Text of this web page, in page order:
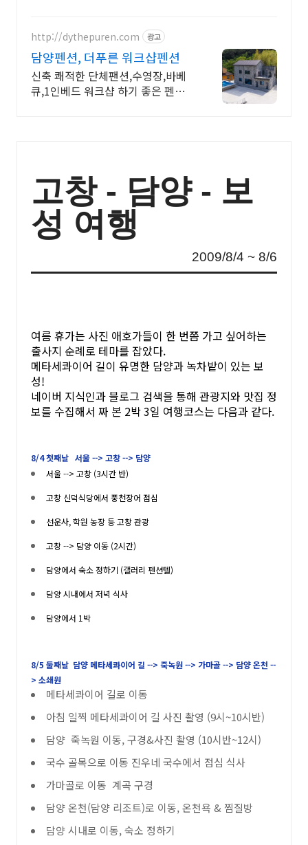
http://dythepuren.com 광고
담양펜션, 더푸른 워크샵펜션
신축 쾌적한 단체팬션,수영장,바베
큐,1인베드 워크샵 하기 좋은 펜션,
고창 - 담양 - 보
성 여행
2009/8/4 ~ 8/6
여름 휴가는 사진 애호가들이 한 번쯤 가고 싶어하는
출사지 순례로 테마를 잡았다.
메타세콰이어 길이 유명한 담양과 녹차밭이 있는 보
성!
네이버 지식인과 블로그 검색을 통해 관광지와 맛집 정
보를 수집해서 짜 본 2박 3일 여행코스는 다음과 같다.
8/4 첫째날 서울 --> 고창 --> 담양
서울 --> 고창 (3시간 반)
고창 신덕식당에서 풍천장어 점심
선운사, 학원 농장 등 고창 관광
고창 --> 담양 이동 (2시간)
담양에서 숙소 정하기 (갤러리 펜션텔)
담양 시내에서 저녁 식사
담양에서 1박
8/5 둘째날 담양 메타세콰이어 길 --> 죽녹원 --> 가마골 --> 담양 온천 --
> 소쇄원
메타세콰이어 길로 이동
아침 일찍 메타세콰이어 길 사진 촬영 (9시~10시반)
담양 죽녹원 이동, 구경&사진 촬영 (10시반~12시)
국수 골목으로 이동 진우네 국수에서 점심 식사
가마골로 이동 계곡 구경
담양 온천(담양 리조트)로 이동, 온천욕 & 찜질방
담양 시내로 이동, 숙소 정하기